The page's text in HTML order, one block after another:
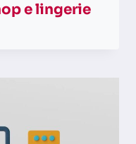
e lingerie